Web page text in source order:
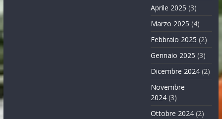
Aprile 2025 (3)
Marzo 2025 (4)
Febbraio 2025 (2)
Gennaio 2025 (3)
Dicembre 2024 (2)
Novembre
2024 (3)
Ottobre 2024 (2)